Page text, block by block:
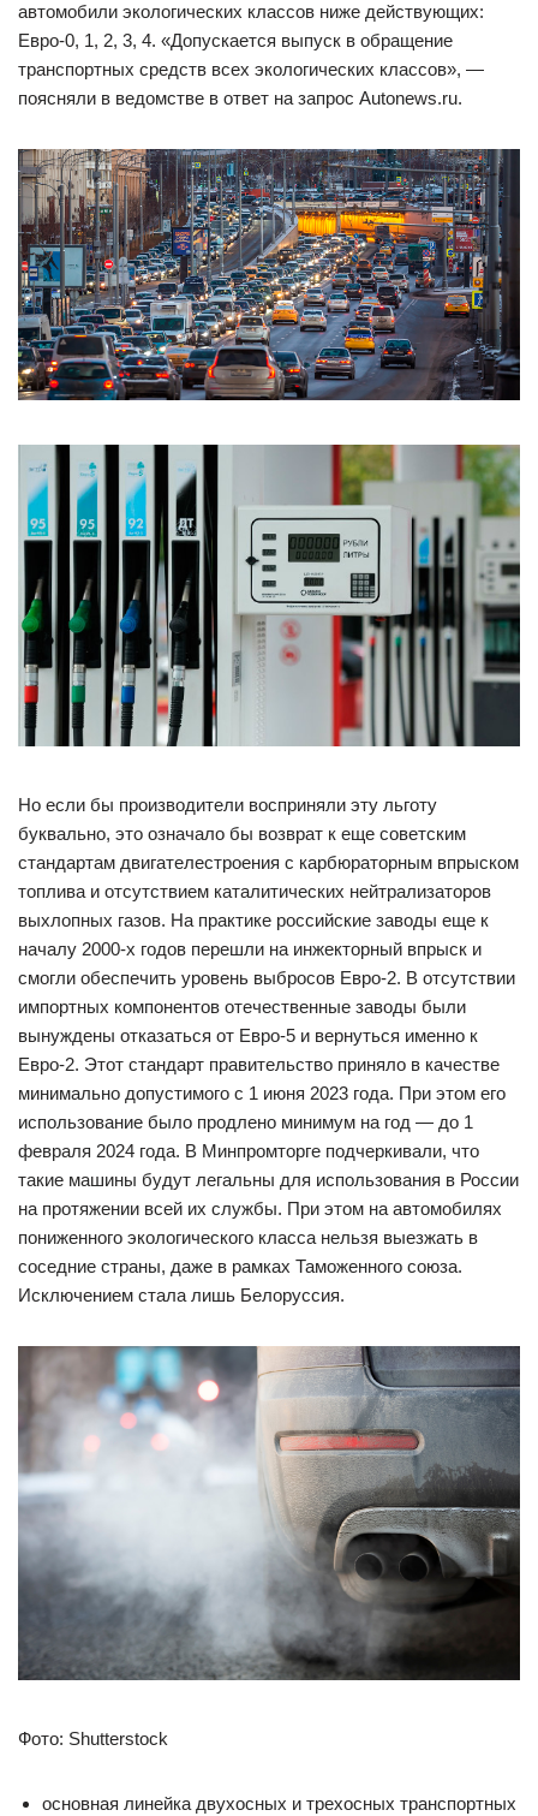
автомобили экологических классов ниже действующих:
Евро-0, 1, 2, 3, 4. «Допускается выпуск в обращение
транспортных средств всех экологических классов», —
поясняли в ведомстве в ответ на запрос Autonews.ru.
Но если бы производители восприняли эту льготу
буквально, это означало бы возврат к еще советским
стандартам двигателестроения с карбюраторным впрыском
топлива и отсутствием каталитических нейтрализаторов
выхлопных газов. На практике российские заводы еще к
началу 2000-х годов перешли на инжекторный впрыск и
смогли обеспечить уровень выбросов Евро-2. В отсутствии
импортных компонентов отечественные заводы были
вынуждены отказаться от Евро-5 и вернуться именно к
Евро-2. Этот стандарт правительство приняло в качестве
минимально допустимого с 1 июня 2023 года. При этом его
использование было продлено минимум на год — до 1
февраля 2024 года. В Минпромторге подчеркивали, что
такие машины будут легальны для использования в России
на протяжении всей их службы. При этом на автомобилях
пониженного экологического класса нельзя выезжать в
соседние страны, даже в рамках Таможенного союза.
Исключением стала лишь Белоруссия.
Фото: Shutterstock
основная линейка двухосных и трехосных транспортных